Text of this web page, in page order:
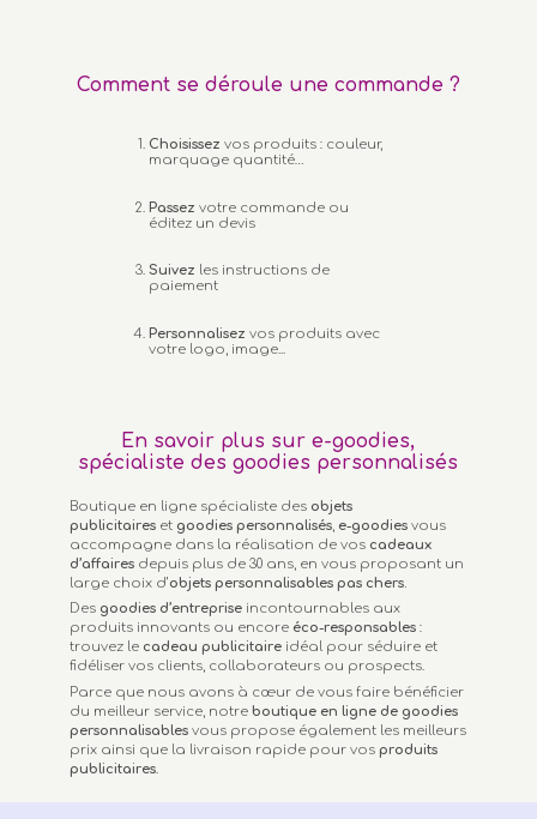
Comment se déroule une commande ?
Choisissez vos produits : couleur,
marquage quantité…
Passez votre commande ou
éditez un devis
Suivez les instructions de
paiement
Personnalisez vos produits avec
votre logo, image...
En savoir plus sur e-goodies,
spécialiste des goodies personnalisés
Boutique en ligne spécialiste des objets
publicitaires et goodies personnalisés, e-goodies vous
accompagne dans la réalisation de vos cadeaux
d’affaires depuis plus de 30 ans, en vous proposant un
large choix d’objets personnalisables pas chers.
Des goodies d’entreprise incontournables aux
produits innovants ou encore éco-responsables :
trouvez le cadeau publicitaire idéal pour séduire et
fidéliser vos clients, collaborateurs ou prospects.
Parce que nous avons à cœur de vous faire bénéficier
du meilleur service, notreboutique en ligne de goodies
personnalisables vous propose également les meilleurs
prix ainsi que la livraison rapide pour vos produits
publicitaires.